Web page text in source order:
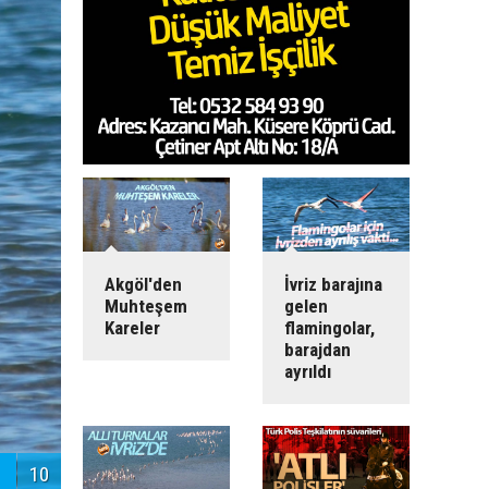
10
Akgöl'den
Muhteşem
Kareler
İvriz barajına
gelen
flamingolar,
barajdan
ayrıldı